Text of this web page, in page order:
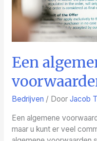
Een
Bedrijven / Door Jacob
Een algemene
maar u kunt er veel